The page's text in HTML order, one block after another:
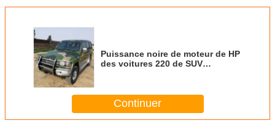
Puissance noire de moteur de HP
des voitures 220 de SUV
Continuer